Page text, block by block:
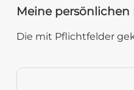
Meine persönlichen
Die mit Pflichtfelder